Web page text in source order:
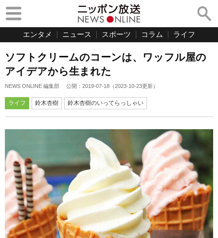
エンタメ ニュース スポーツ コラム ライフ
ソフトクリームのコーンは、ワッフル屋の
アイデアから生まれた
NEWS ONLINE 編集部 公開： 2019-07-18 （2023-10-23更新）
ライフ 鈴木杏樹 鈴木杏樹のいってらっしゃい